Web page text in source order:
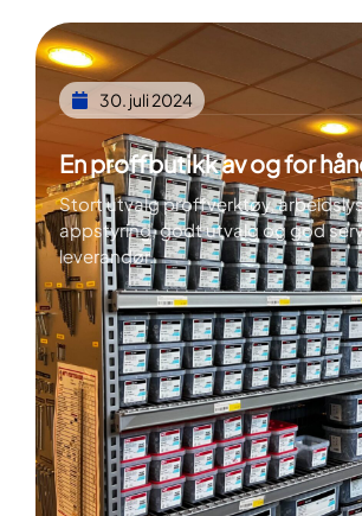
30. juli 2024
En proffbutikk av og for
Stort utvalg proffverktøy,
appstyring, godt utvalg og god
leverandør.